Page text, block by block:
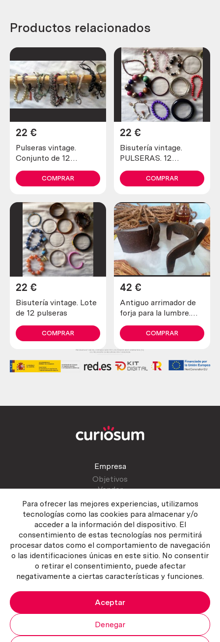
Para ofrecer las mejores experiencias, utilizamos
tecnologías como las cookies para almacenar y/o
acceder a la información del dispositivo. El
consentimiento de estas tecnologías nos permitirá
procesar datos como el comportamiento de navegación
o las identificaciones únicas en este sitio. No consentir
o retirar el consentimiento, puede afectar
negativamente a ciertas características y funciones.
Aceptar
Denegar
Productos relacionados
Pulseras vintage.
Conjunto de 12
22 €
COMPRAR
Bisutería vintage.
PULSERAS. 12
22 €
COMPRAR
Bisutería vintage. Lote
de 12 pulseras
22 €
COMPRAR
Antiguo arrimador de
forja para la lumbre.
42 €
COMPRAR
Empresa
Objetivos
Vender
Atención al cliente
Contactar
Manual del vendedor
Política del servicio
Política de Cookies
Copyright ©2026 Curiosum S.L. Todos los derechos reservados.